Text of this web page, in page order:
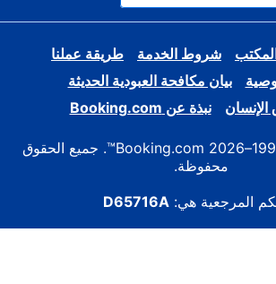
شروط الخدمة
طريقة عملنا
بيان مكافحة العبودية الحديثة
نبذة عن Booking.com
حقوق النشر © 1996–2026 Booking.com™. جميع الحقوق
محفوظة.
المرجعية هي: D65716A